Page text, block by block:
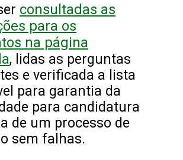
consultadas as
para os
na página
, lidas as perguntas
e verificada a lista
para garantia da
para candidatura
de um processo de
sem falhas.